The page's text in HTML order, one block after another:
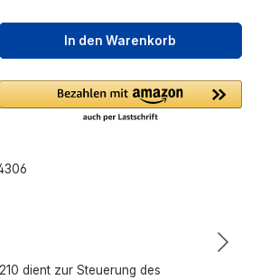
Gib den
In den Warenkorb
dient zur Steuerung des